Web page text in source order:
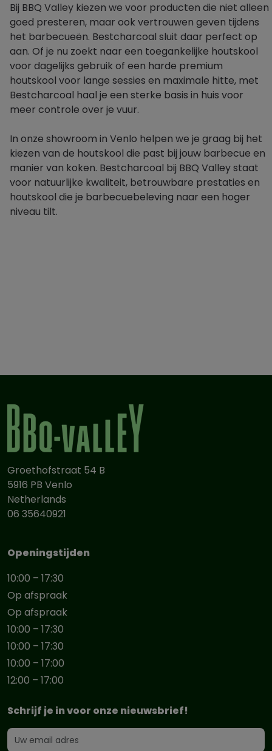
Bij BBQ Valley kiezen we voor producten die niet alleen
goed presteren, maar ook vertrouwen geven tijdens
het barbecueën. Bestcharcoal sluit daar perfect op
aan. Of je nu zoekt naar een toegankelijke houtskool
voor dagelijks gebruik of een harde premium
houtskool voor lange sessies en maximale hitte, met
Bestcharcoal haal je een sterke basis in huis voor
meer controle over je vuur.
In onze showroom in Venlo helpen we je graag bij het
kiezen van de houtskool die past bij jouw barbecue en
manier van koken. Bestcharcoal bij BBQ Valley staat
voor natuurlijke kwaliteit, betrouwbare prestaties en
houtskool die je barbecuebeleving naar een hoger
niveau tilt.
Groethofstraat 54 B
5916 PB Venlo
Netherlands
06 35640921
Openingstijden
10:00 – 17:30
Op afspraak
Op afspraak
10:00 – 17:30
10:00 – 17:30
10:00 – 17:00
12:00 – 17:00
Schrijf je in voor onze nieuwsbrief!